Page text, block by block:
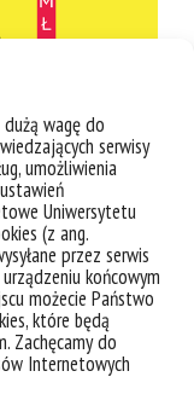
wagę do
serwisy
umożliwienia
Uniwersytetu
(z ang.
przez serwis
końcowym
możecie Państwo
które będą
Zachęcamy do
Internetowych